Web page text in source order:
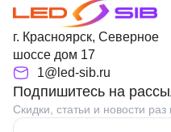
г. Красноярск, Северное
шоссе дом 17
1@led-sib.ru
Подпишитесь на
Скидки, статьи и новости раз